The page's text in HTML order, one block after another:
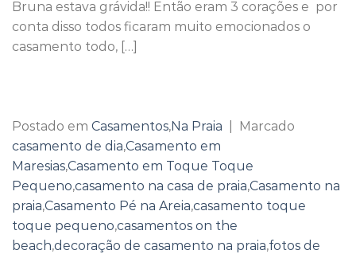
Bruna estava grávida!! Então eram 3 corações e por
conta disso todos ficaram muito emocionados o
casamento todo, […]
Postado em Casamentos,Na Praia
Marcado
casamento de dia,Casamento em
Maresias,Casamento em Toque Toque
Pequeno,casamento na casa de praia,Casamento na
praia,Casamento Pé na Areia,casamento toque
toque pequeno,casamentos on the
beach,decoração de casamento na praia,fotos de